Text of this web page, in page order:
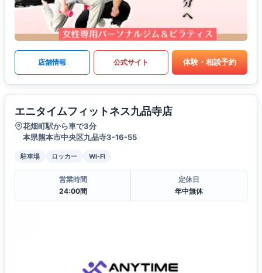
店舗情報 公式サイト 体験・相談予約
エニタイムフィットネス九品寺店
花畑町駅から車で3分
本県熊本市中央区九品寺3-16-55
駐車場 ロッカー Wi-Fi
営業時間
24:00間
定休日
年中無休